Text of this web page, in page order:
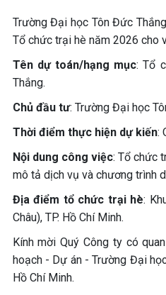
Trường Đại học Tôn Đức
Tổ chức trại hè năm 2026 cho
Tên dự toán/hạng mục: Tổ
Thắng.
Chủ đầu tư: Trường Đại học
Thời điểm thực hiện dự kiến:
Nội dung công việc: Tổ chức
mô tả dịch vụ và chương trình
Địa điểm tổ chức trại hè:
Châu), TP. Hồ Chí Minh.
Kính mời Quý Công ty có
hoạch - Dự án - Trường Đại
Hồ Chí Minh.